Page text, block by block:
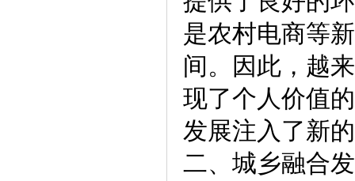
是农村电商等
间。因此，越
现了个人价值
发展注入了新
二、城乡融合